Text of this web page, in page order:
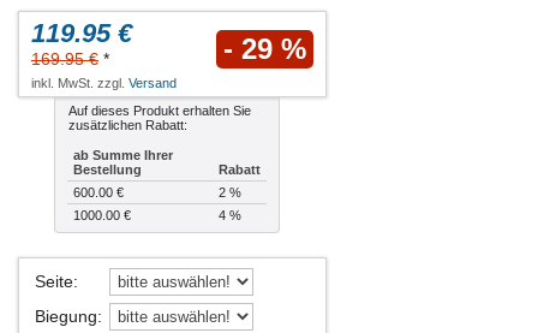
119.95 €
169.95 € * - 29 %
inkl. MwSt. zzgl. Versand
Auf dieses Produkt erhalten Sie
zusätzlichen Rabatt:
ab Summe Ihrer
Bestellung
Rabatt
600.00 €
2 %
1000.00 €
4 %
Seite:
Biegung: